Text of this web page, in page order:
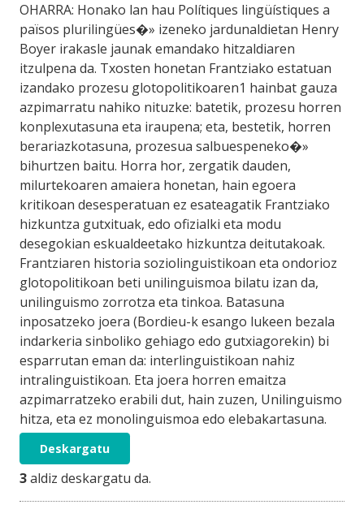
OHARRA: Honako lan hau Polítiques lingüístiques a
països plurilingües�» izeneko jardunaldietan Henry
Boyer irakasle jaunak emandako hitzaldiaren
itzulpena da. Txosten honetan Frantziako estatuan
izandako prozesu glotopolitikoaren1 hainbat gauza
azpimarratu nahiko nituzke: batetik, prozesu horren
konplexutasuna eta iraupena; eta, bestetik, horren
berariazkotasuna, prozesua salbuespeneko�»
bihurtzen baitu. Horra hor, zergatik dauden,
milurtekoaren amaiera honetan, hain egoera
kritikoan desesperatuan ez esateagatik Frantziako
hizkuntza gutxituak, edo ofizialki eta modu
desegokian eskualdeetako hizkuntza deitutakoak.
Frantziaren historia soziolinguistikoan eta ondorioz
glotopolitikoan beti unilinguismoa bilatu izan da,
unilinguismo zorrotza eta tinkoa. Batasuna
inposatzeko joera (Bordieu-k esango lukeen bezala
indarkeria sinboliko gehiago edo gutxiagorekin) bi
esparrutan eman da: interlinguistikoan nahiz
intralinguistikoan. Eta joera horren emaitza
azpimarratzeko erabili dut, hain zuzen, Unilinguismo
hitza, eta ez monolinguismoa edo elebakartasuna.
Deskargatu
3aldiz deskargatu da.